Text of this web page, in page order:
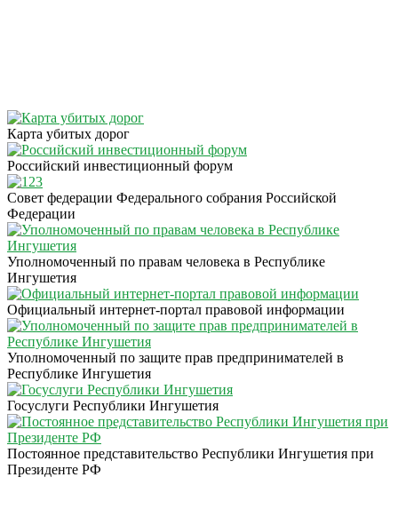
Карта убитых дорог
Российский инвестиционный форум
Совет федерации Федерального собрания Российской
Федерации
Уполномоченный по правам человека в Республике
Ингушетия
Официальный интернет-портал правовой информации
Уполномоченный по защите прав предпринимателей в
Республике Ингушетия
Госуслуги Республики Ингушетия
Постоянное представительство Республики Ингушетия при
Президенте РФ